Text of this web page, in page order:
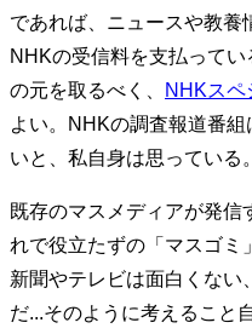
であれば、ニュースや教養
NHKの受信料を支払って
の元を取るべく、
NHKスペ
よい。NHKの調査報道番
いと、私自身は思っている。
既存のマスメディアが発信
れで役立たずの「マスゴミ
新聞やテレビは面白くない
だ...そのように考えること